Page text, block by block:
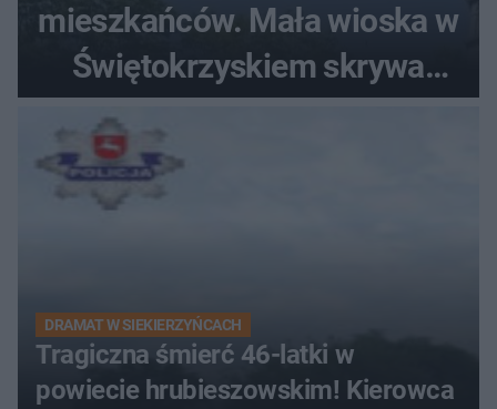
mieszkańców. Mała wioska w
Świętokrzyskiem skrywa
zabytki, bywał tu nawet król
DRAMAT W SIEKIERZYŃCACH
Tragiczna śmierć 46-latki w
powiecie hrubieszowskim! Kierowca